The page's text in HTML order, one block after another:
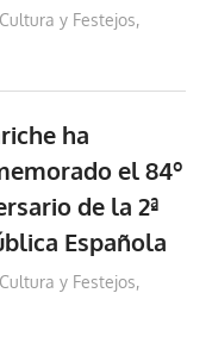
Cultura y Festejos,
ha
el 84º
de la 2ª
Española
Cultura y Festejos,